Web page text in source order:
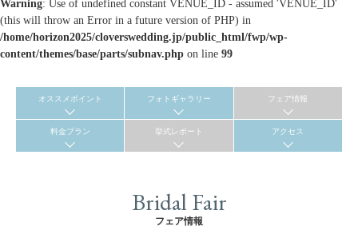
Warning: Use of undefined constant VENUE_ID - assumed 'VENUE_ID'
(this will throw an Error in a future version of PHP) in
/home/horizon2025/cloverswedding.jp/public_html/fwp/wp-
content/themes/base/parts/subnav.php on line 99
オススメポイント フォトギャラリー フェア情報
料金プラン 挙式レポート アクセス
Bridal Fair
フェア情報